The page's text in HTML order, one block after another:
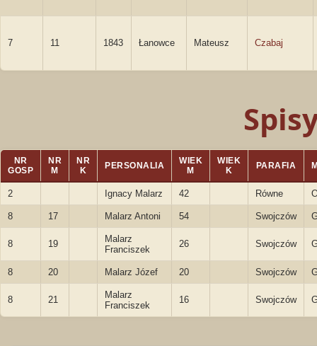
7 11 1843 Łanowce Mateusz Czabaj
NR
GOSP
NR
M
NR
K
PERSONALIA
WIEK
M
WIEK
K
PARAFIA
2 Ignacy Malarz 42 Równe
8 17 Malarz Antoni 54 Swojczów
8 19
Malarz
Franciszek
26 Swojczów
8 20 Malarz Józef 20 Swojczów
8 21
Malarz
Franciszek
16 Swojczów